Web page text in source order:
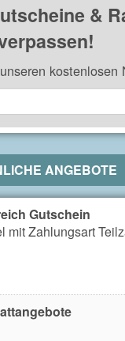
&
kostenlosen
ANGEBOTE
Gutschein
mit Zahlungsart